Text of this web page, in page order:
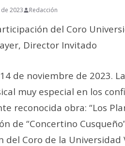
2023 Redacción
del Coro
Director Invitado
de noviembre de 2023.
muy especial en los
reconocida obra: “Los
de “Concertino
del Coro de la